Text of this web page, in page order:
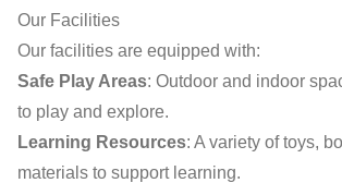
Our Facilities
Our facilities are equipped with:
Safe Play Areas: Outdoor and indoor
to play and explore.
Learning Resources: A variety of toys,
materials to support learning.